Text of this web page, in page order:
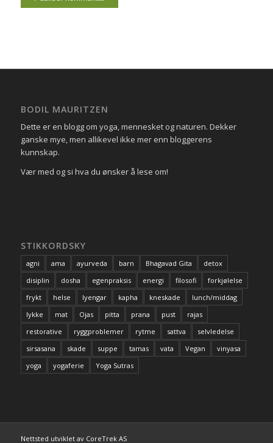
BODIL MAURITZEN
Dette er en blogg om yoga, mennesket og naturen. Dekker
ganske mye, men allikevel ikke mer enn bloggerens
kunnskap.
Vær med og si hva du ønsker å lese om!
STIKKORDSKY
agni ama ayurveda barn Bhagavad Gita
detox
disiplin
dosha egenpraksis energi filosofi
forkjølelse
frykt
helse Iyengar kapha kneskade
lunch/middag
lykke
mat Ojas pitta prana pust
rajas
restorative
ryggproblemer rytme sattva
selvledelse
sirsasana
skade suppe tamas vata Vegan
vinyasa
yoga
yogaferie Yoga Sutras
Nettsted utviklet av CoreTrek AS